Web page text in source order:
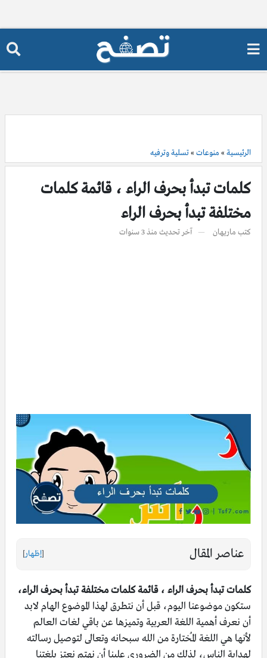
الرئيسية » منوعات »تسلية وترفيه
كلمات تبدأ بحرف الراء ، قائمة كلمات
مختلفة تبدأ بحرف الراء
كتب ماريهان آخر تحديث منذ 3 سنوات
عناصر المقال [إظهار]
كلمات تبدأ بحرف الراء ، قائمة كلمات مختلفة تبدأ بحرف الراء،
ستكون موضوعنا اليوم، قبل أن نتطرق لهذا الموضوع الهام لابد
أن نعرف أهمية اللغة العربية وتميزها عن باقي لغات العالم
لأنها هي اللغة المُختارة من الله سبحانه وتعالى لتوصيل رسالته
لهداية الناس، لذلك من الضروري علينا أن نهتم نعتز بلغتنا